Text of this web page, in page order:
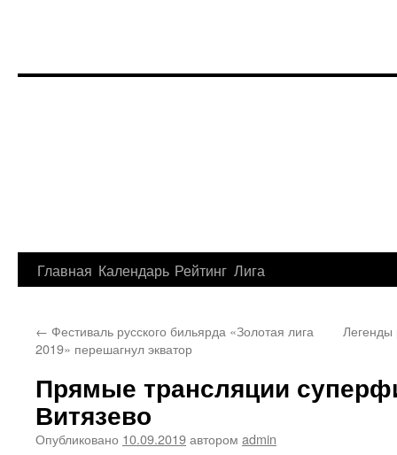
Перейти
содержимому
Главная Календарь Рейтинг Лига
← Фестиваль русского бильярда «Золотая лига
2019» перешагнул экватор
Легенды
Прямые трансляции
Витязево
Опубликовано 10.09.2019автором admin